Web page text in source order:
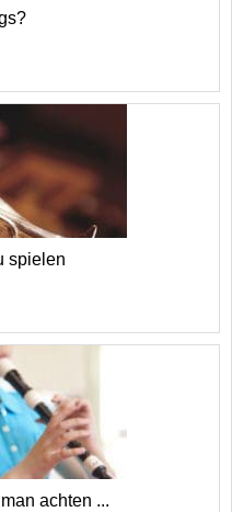
spielen
achten ...